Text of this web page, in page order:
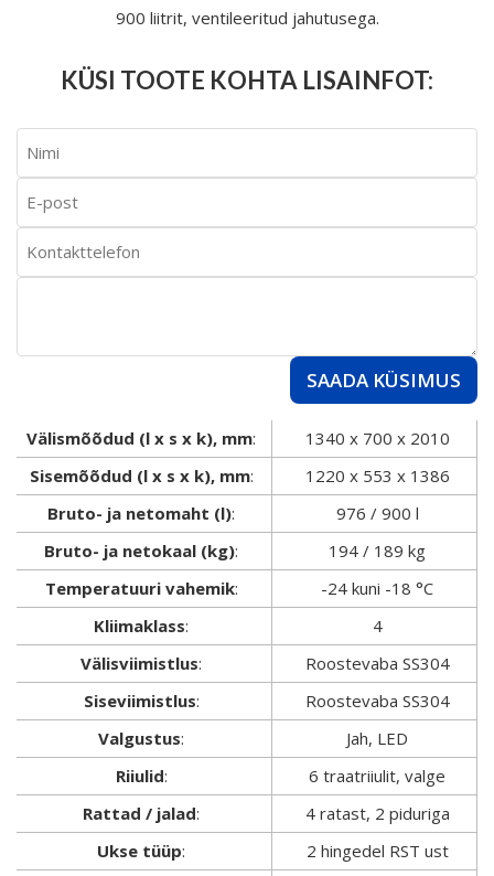
900 liitrit, ventileeritud jahutusega.
KÜSI TOOTE KOHTA LISAINFOT:
SAADA KÜSIMUS
Välismõõdud (l x s x k), mm:
1340 x 700 x 2010
Sisemõõdud (l x s x k), mm:
1220 x 553 x 1386
Bruto- ja netomaht (l):
976 / 900 l
Bruto- ja netokaal (kg):
194 / 189 kg
Temperatuuri vahemik:
-24 kuni -18 °C
Kliimaklass:
4
Välisviimistlus:
Roostevaba SS304
Siseviimistlus:
Roostevaba SS304
Valgustus:
Jah, LED
Riiulid:
6 traatriiulit, valge
Rattad / jalad:
4 ratast, 2 piduriga
Ukse tüüp:
2 hingedel RST ust